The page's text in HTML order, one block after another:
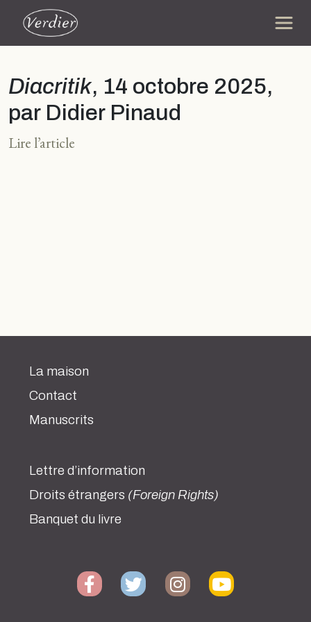
Diacritik, 14 octobre 2025,
par Didier Pinaud
Lire l’article
La maison
Contact
Manuscrits
Lettre d’information
Droits étrangers (Foreign Rights)
Banquet du livre